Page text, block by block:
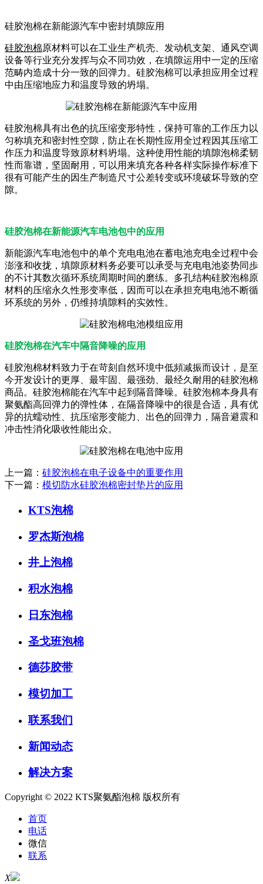
硅胶泡棉在新能源汽车中密封填隙应用
硅胶泡棉原材料可以在工业生产机壳、发动机支架、通风空调
设备等行业充分发挥与众不同功效，在填隙运用中一定的压缩
范畴内造成十分一致的回弹力。硅胶泡棉可以承担应用全过程
中由压缩地应力和温度导致的坍塌。
硅胶泡棉具有出色的抗压缩变形特性，保持可靠的工作压力以
匀称填充和密封性空隙，防止在长期性应用全过程因其压缩工
作压力和温度导致原材料坍塌。这种使用性能的填隙泡棉柔韧
性而靠谱，坚固耐用，可以用来填充各种各样实际操作标准下
很有可能产生的因生产制造尺寸公差转变或环境破坏导致的空
隙。
硅胶泡棉在新能源汽车电池包中的应用
新能源汽车电池包中的单个充电电池在蓄电池充电全过程中会
澎涨和收拢，填隙原材料务必要可以承受与充电电池姿势同歩
的不计其数次循环系统周期时间的磨练。多孔结构硅胶泡棉原
材料的压缩永久性形变率低，因而可以在承担充电电池不断循
环系统的另外，仍维持填隙料的实效性。
硅胶泡棉在汽车中隔音降噪的应用
硅胶泡棉材料致力于在苛刻自然环境中低頻减振而设计，是至
今开发设计的更厚、最牢固、最强劲、最经久耐用的硅胶泡棉
商品。硅胶泡棉能在汽车中起到隔音降噪。硅胶泡棉本身具有
聚氨酯高回弹力的弹性体，在隔音降噪中的很是合适，具有优
异的抗蠕动性、抗压缩形变能力、出色的回弹力，隔音避震和
冲击性消化吸收性能出众。
上一篇： 硅胶泡棉在电子设备中的重要作用
下一篇： 模切防水硅胶泡棉密封垫片的应用
KTS泡棉
罗杰斯泡棉
井上泡棉
积水泡棉
日东泡棉
圣戈班泡棉
德莎胶带
模切加工
联系我们
新闻动态
解决方案
Copyright © 2022 KTS聚氨酯泡棉 版权所有
首页
电话
微信
联系
X